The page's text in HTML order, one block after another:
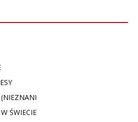
ZNANI
ŚWIECIE